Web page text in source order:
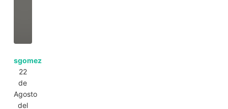
sgomez
22
de
Agosto
del